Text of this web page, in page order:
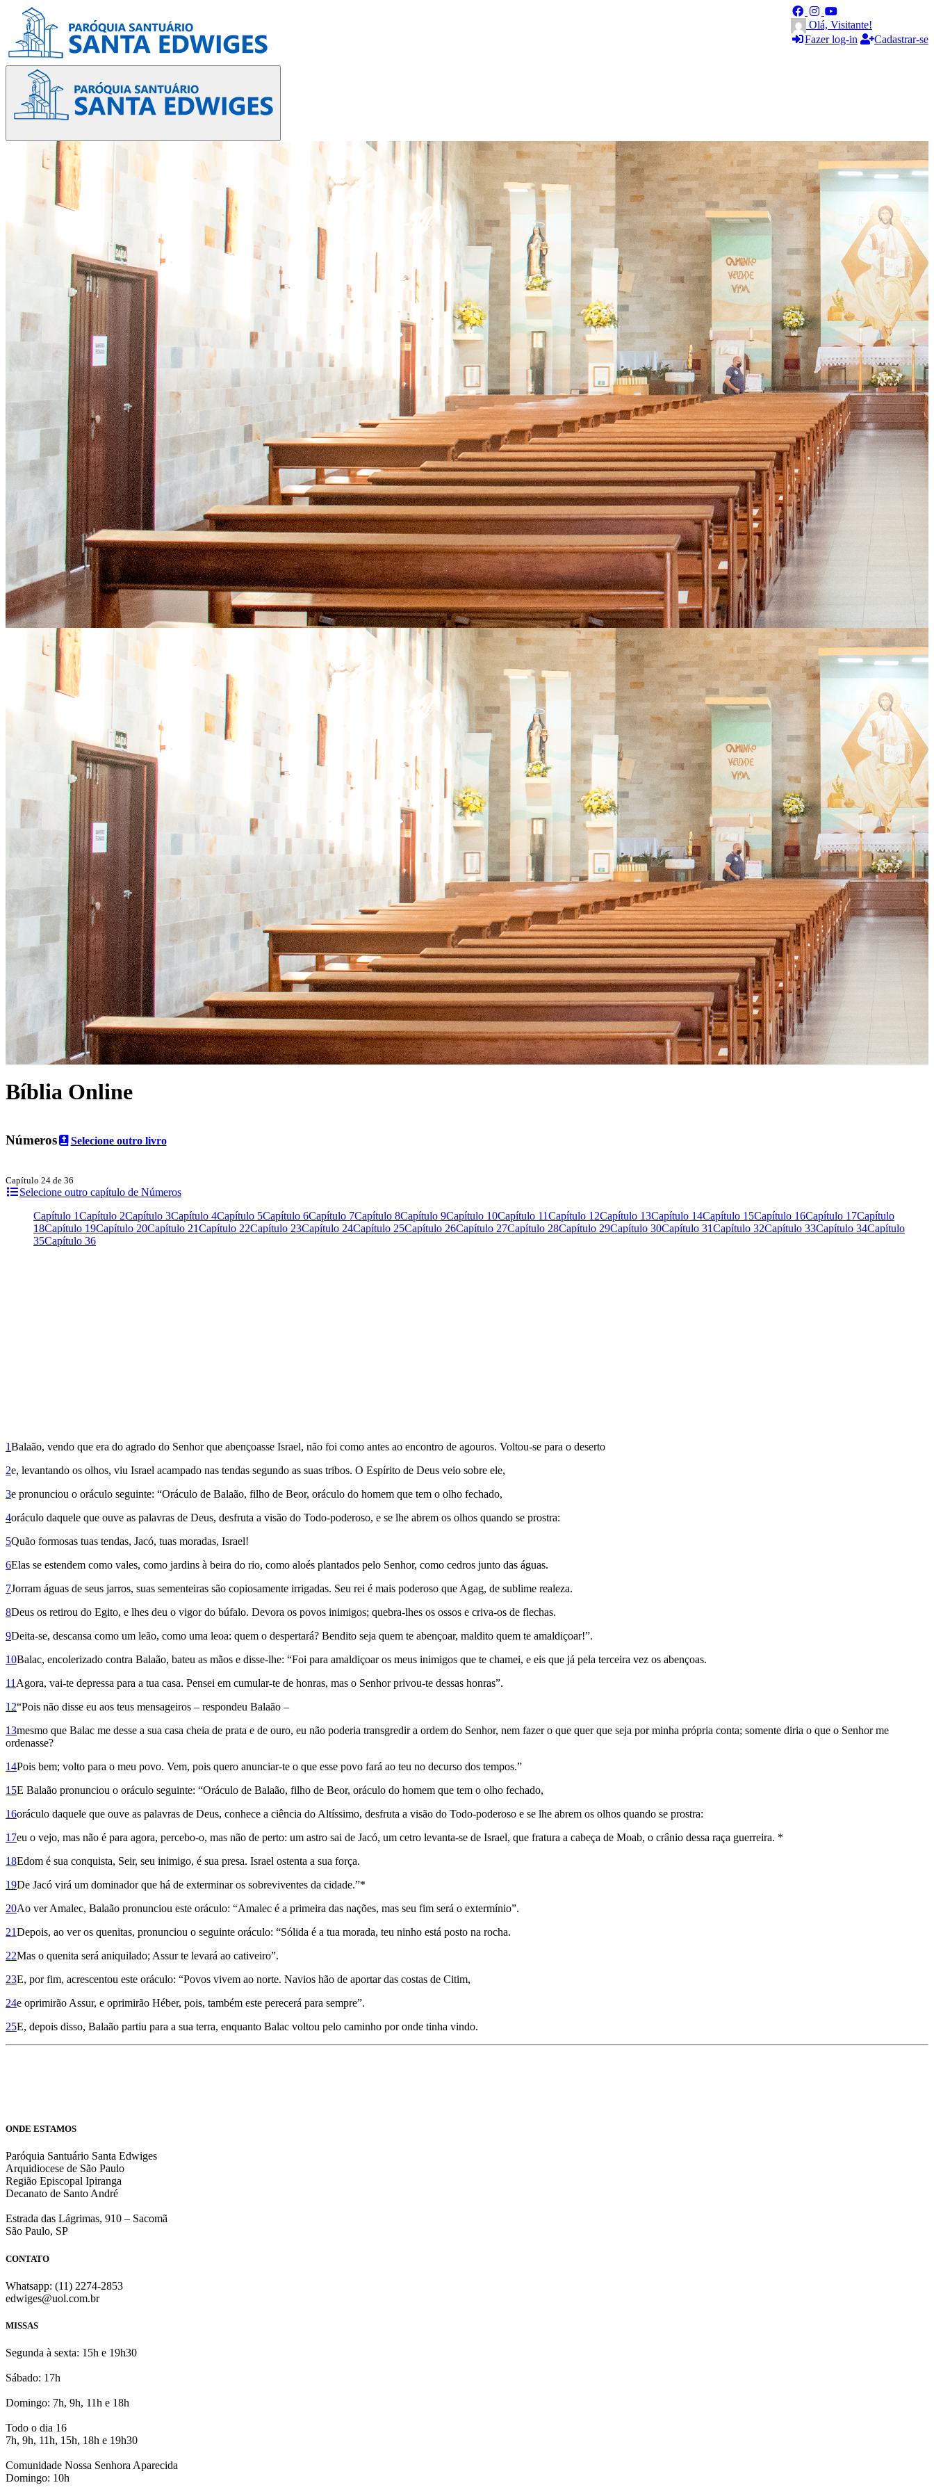
Olá, Visitante!
Fazer log-in
Cadastrar-se
Bíblia Online
Números Selecione outro livro
Capítulo 24 de 36
Selecione outro capítulo de Números
Capítulo 1Capítulo 2Capítulo 3Capítulo 4Capítulo 5Capítulo 6Capítulo 7Capítulo 8Capítulo 9Capítulo 10Capítulo 11Capítulo 12Capítulo 13Capítulo 14Capítulo 15Capítulo 16Capítulo 17Capítulo
18Capítulo 19Capítulo 20Capítulo 21Capítulo 22Capítulo 23Capítulo 24Capítulo 25Capítulo 26Capítulo 27Capítulo 28Capítulo 29Capítulo 30Capítulo 31Capítulo 32Capítulo 33Capítulo 34Capítulo
35Capítulo 36
1Balaão, vendo que era do agrado do Senhor que abençoasse Israel, não foi como antes ao encontro de agouros. Voltou-se para o deserto
2e, levantando os olhos, viu Israel acampado nas tendas segundo as suas tribos. O Espírito de Deus veio sobre ele,
3e pronunciou o oráculo seguinte: “Oráculo de Balaão, filho de Beor, oráculo do homem que tem o olho fechado,
4oráculo daquele que ouve as palavras de Deus, desfruta a visão do Todo-poderoso, e se lhe abrem os olhos quando se prostra:
5Quão formosas tuas tendas, Jacó, tuas moradas, Israel!
6Elas se estendem como vales, como jardins à beira do rio, como aloés plantados pelo Senhor, como cedros junto das águas.
7Jorram águas de seus jarros, suas sementeiras são copiosamente irrigadas. Seu rei é mais poderoso que Agag, de sublime realeza.
8Deus os retirou do Egito, e lhes deu o vigor do búfalo. Devora os povos inimigos; quebra-lhes os ossos e criva-os de flechas.
9Deita-se, descansa como um leão, como uma leoa: quem o despertará? Bendito seja quem te abençoar, maldito quem te amaldiçoar!”.
10Balac, encolerizado contra Balaão, bateu as mãos e disse-lhe: “Foi para amaldiçoar os meus inimigos que te chamei, e eis que já pela terceira vez os abençoas.
11 Agora, vai-te depressa para a tua casa. Pensei em cumular-te de honras, mas o Senhor privou-te dessas honras”.
12“Pois não disse eu aos teus mensageiros – respondeu Balaão –
13mesmo que Balac me desse a sua casa cheia de prata e de ouro, eu não poderia transgredir a ordem do Senhor, nem fazer o que quer que seja por minha própria conta; somente diria o que o Senhor me
ordenasse?
14Pois bem; volto para o meu povo. Vem, pois quero anunciar-te o que esse povo fará ao teu no decurso dos tempos.”
15E Balaão pronunciou o oráculo seguinte: “Oráculo de Balaão, filho de Beor, oráculo do homem que tem o olho fechado,
16oráculo daquele que ouve as palavras de Deus, conhece a ciência do Altíssimo, desfruta a visão do Todo-poderoso e se lhe abrem os olhos quando se prostra:
17eu o vejo, mas não é para agora, percebo-o, mas não de perto: um astro sai de Jacó, um cetro levanta-se de Israel, que fratura a cabeça de Moab, o crânio dessa raça guerreira. *
18Edom é sua conquista, Seir, seu inimigo, é sua presa. Israel ostenta a sua força.
19De Jacó virá um dominador que há de exterminar os sobreviventes da cidade.”*
20Ao ver Amalec, Balaão pronunciou este oráculo: “Amalec é a primeira das nações, mas seu fim será o extermínio”.
21Depois, ao ver os quenitas, pronunciou o seguinte oráculo: “Sólida é a tua morada, teu ninho está posto na rocha.
22Mas o quenita será aniquilado; Assur te levará ao cativeiro”.
23E, por fim, acrescentou este oráculo: “Povos vivem ao norte. Navios hão de aportar das costas de Citim,
24e oprimirão Assur, e oprimirão Héber, pois, também este perecerá para sempre”.
25E, depois disso, Balaão partiu para a sua terra, enquanto Balac voltou pelo caminho por onde tinha vindo.
ONDE ESTAMOS
Paróquia Santuário Santa Edwiges
Arquidiocese de São Paulo
Região Episcopal Ipiranga
Decanato de Santo André
Estrada das Lágrimas, 910 – Sacomã
São Paulo, SP
CONTATO
Whatsapp: (11) 2274-2853
edwiges@uol.com.br
MISSAS
Segunda à sexta: 15h e 19h30
Sábado: 17h
Domingo: 7h, 9h, 11h e 18h
Todo o dia 16
7h, 9h, 11h, 15h, 18h e 19h30
Comunidade Nossa Senhora Aparecida
Domingo: 10h